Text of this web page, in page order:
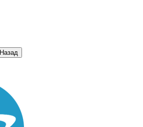
Назад